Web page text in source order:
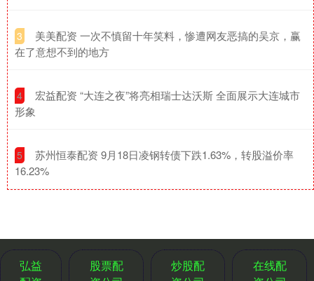
3
​美美配资 一次不慎留十年笑料，惨遭网友恶搞的吴京，赢
在了意想不到的地方
4
​宏益配资 “大连之夜”将亮相瑞士达沃斯 全面展示大连城市
形象
5
​苏州恒泰配资 9月18日凌钢转债下跌1.63%，转股溢价率
16.23%
弘益
股票配
炒股配
在线配